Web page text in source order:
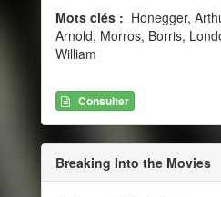
Mots clés : Honegger,
Arnold, Morros, Borris,
William
Consulter
Breaking Into the Movies